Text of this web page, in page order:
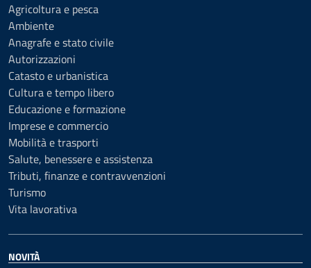
Agricoltura e pesca
Ambiente
Anagrafe e stato civile
Autorizzazioni
Catasto e urbanistica
Cultura e tempo libero
Educazione e formazione
Imprese e commercio
Mobilità e trasporti
Salute, benessere e assistenza
Tributi, finanze e contravvenzioni
Turismo
Vita lavorativa
NOVITÀ